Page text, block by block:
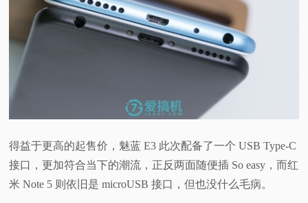
得益于更高的起售价，魅蓝 E3 此次配备了一个 USB Type-C
接口，更加符合当下的潮流，正反两面随便插 So easy，而红
米 Note 5 则依旧是 microUSB 接口，但也没什么毛病。